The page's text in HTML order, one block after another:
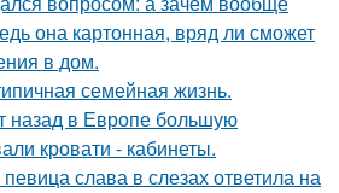
она картонная, вряд ли сможет
в дом.
семейная жизнь.
назад в Европе большую
кровати - кабинеты.
слава в слезах ответила на